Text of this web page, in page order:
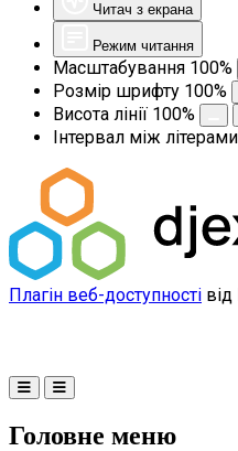
Читач з екрана
Режим читання
Масштабування 100%
Розмір шрифту 100%
Висота лінії 100%
Інтервал між літерами
Плагін веб-доступності
Головне меню